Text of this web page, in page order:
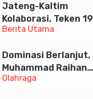
Tabungan Bima Bank
Jateng
Berita Utama
Jateng-Kaltim
Kolaborasi, Teken 19
Kerja Sama Ekonomi
Olahraga
Dominasi Berlanjut,
Muhammad Raihan
Fadila Sabet Emas